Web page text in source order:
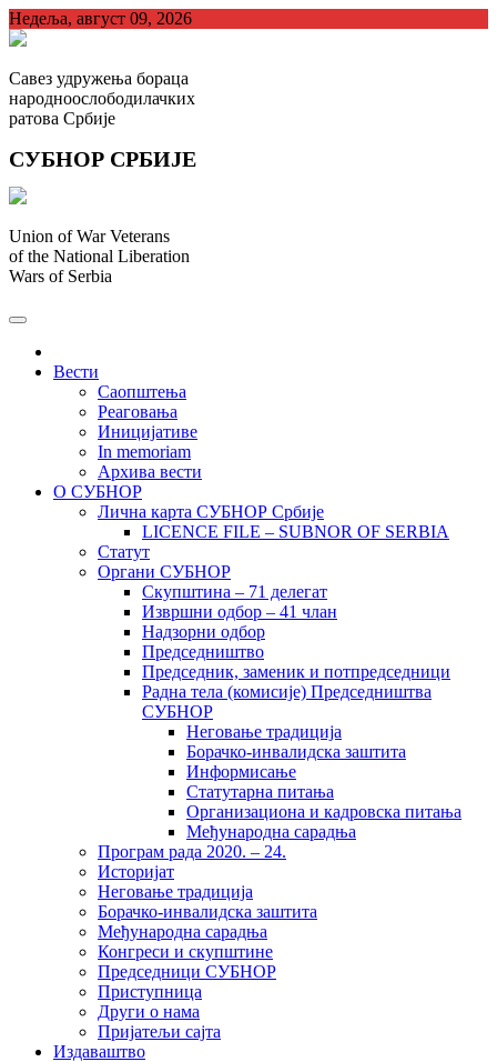
Skip
to
Недеља, август 09, 2026
Савез удружења бораца
народноослободилачких
ратова Србије
СУБНОР СРБИЈЕ
Union of War Veterans
of the National Liberation
Wars of Serbia
Вести
Саопштења
Реаговања
Иницијативе
In memoriam
Архива вести
О СУБНОР
Лична карта СУБНОР Србије
LICENCE FILE – SUBNOR OF SERBIA
Статут
Органи СУБНОР
Скупштина – 71 делегат
Извршни одбор – 41 члан
Надзорни одбор
Председништво
Председник, заменик и потпредседници
Радна тела (комисије) Председништва
СУБНОР
Неговање традиција
Борачко-инвалидска заштита
Информисање
Статутарна питања
Организациона и кадровска питања
Међународна сарадња
Програм рада 2020. – 24.
Историјат
Неговање традиција
Борачко-инвалидска заштита
Међународна сарадња
Конгреси и скупштине
Председници СУБНОР
Приступница
Други о нама
Пријатељи сајта
Издаваштво